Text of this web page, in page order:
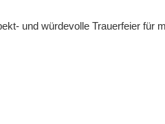
und würdevolle Trauerfeier für